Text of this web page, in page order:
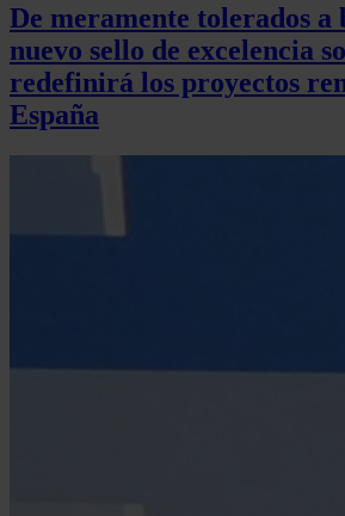
De meramente tolerados a
nuevo sello de excelencia
redefinirá los proyectos
España